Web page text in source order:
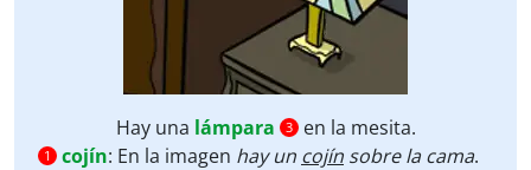
Hay una lámpara 3 en la mesita.
1 cojín: En la imagen hay un cojín sobre la cama.